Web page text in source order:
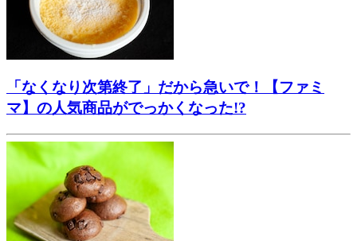
「なくなり次第終了」だから急いで！【ファミ
マ】の人気商品がでっかくなった!?